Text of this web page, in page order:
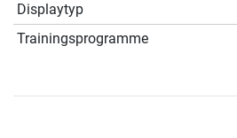
Displaytyp
Trainingsprogramme